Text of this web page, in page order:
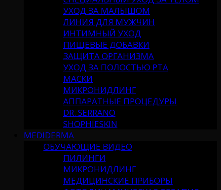
УХОД ЗА МАЛЫШОМ
ЛИНИЯ ДЛЯ МУЖЧИН
ИНТИМНЫЙ УХОД
ПИЩЕВЫЕ ДОБАВКИ
ЗАЩИТА ОРГАНИЗМА
УХОД ЗА ПОЛОСТЬЮ РТА
МАСКИ
МИКРОНИДЛИНГ
АППАРАТНЫЕ ПРОЦЕДУРЫ
DR. SERRANO
SHOPHIESKIN
MEDIDERMA
ОБУЧАЮЩИЕ ВИДЕО
ПИЛИНГИ
МИКРОНИДЛИНГ
МЕДИЦИНСКИЕ ПРИБОРЫ